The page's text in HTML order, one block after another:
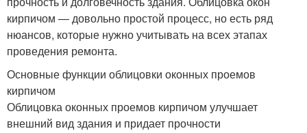
кирпичом — довольно простой процесс, но есть ряд
нюансов, которые нужно учитывать на всех этапах
проведения ремонта.
Основные функции облицовки оконных проемов
кирпичом
Облицовка оконных проемов кирпичом улучшает
внешний вид здания и придает прочности